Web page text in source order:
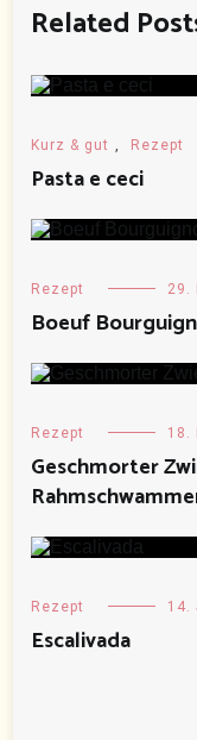
Related
Kurz & gut , Rezept
Pasta e ceci
Rezept 29.
Boeuf
Rezept 18.
Geschmorter
Rezept 14.
Escalivada